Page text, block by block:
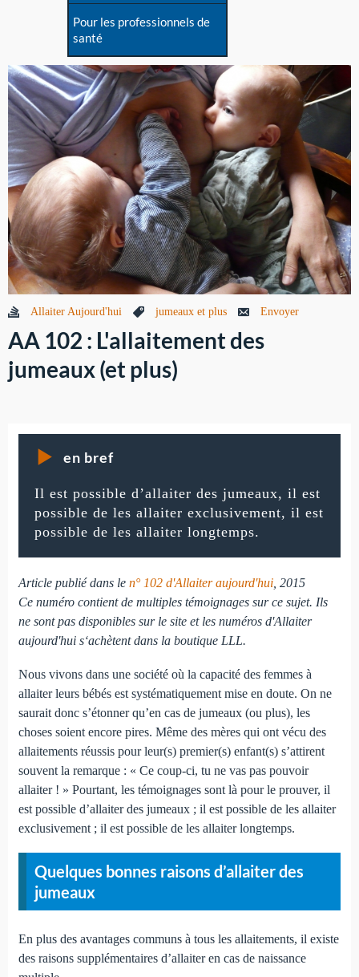
Pour les professionnels de
santé
Allaiter Aujourd'hui jumeaux et plus Envoyer
AA 102 : L'allaitement des
jumeaux (et plus)
en bref
Il est possible d’allaiter des jumeaux, il est
possible de les allaiter exclusivement, il est
possible de les allaiter longtemps.
Article publié dans le n° 102 d'Allaiter aujourd'hui, 2015
Ce numéro contient de multiples témoignages sur ce sujet. Ils
ne sont pas disponibles sur le site et les numéros d'Allaiter
aujourd'hui s‘achètent dans la boutique LLL.
Nous vivons dans une société où la capacité des femmes à
allaiter leurs bébés est systématiquement mise en doute. On ne
saurait donc s’étonner qu’en cas de jumeaux (ou plus), les
choses soient encore pires. Même des mères qui ont vécu des
allaitements réussis pour leur(s) premier(s) enfant(s) s’attirent
souvent la remarque : « Ce coup-ci, tu ne vas pas pouvoir
allaiter ! » Pourtant, les témoignages sont là pour le prouver, il
est possible d’allaiter des jumeaux ; il est possible de les allaiter
exclusivement ; il est possible de les allaiter longtemps.
Quelques bonnes raisons d’allaiter des
jumeaux
En plus des avantages communs à tous les allaitements, il existe
des raisons supplémentaires d’allaiter en cas de naissance